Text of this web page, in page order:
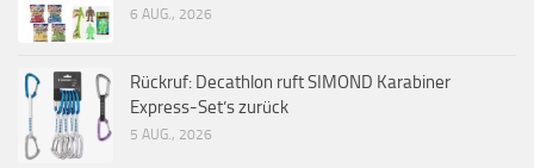
6 AUG., 2026
Rückruf: Decathlon ruft SIMOND Karabiner
Express-Set’s zurück
5 AUG., 2026